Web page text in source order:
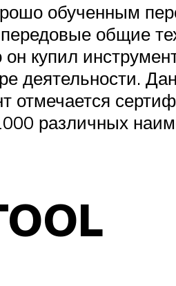
обученным
общие
купил
деятельности.
отмечается
различных